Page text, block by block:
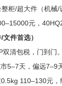
柜/超大件（机械/
元，
件首选）
清包税，门到门。
5–7天，偏远7–9天
110–130元，